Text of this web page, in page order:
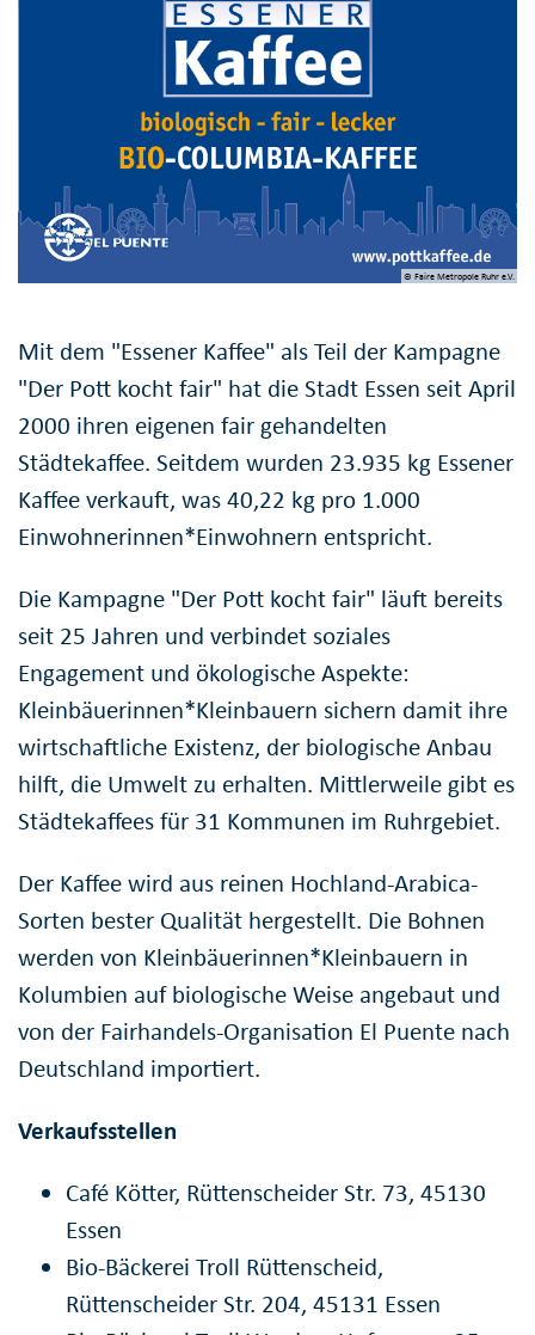
© Faire Metropole Ruhr e.V.
Mit dem "Essener Kaffee" als Teil der Kampagne
"Der Pott kocht fair" hat die Stadt Essen seit April
2000 ihren eigenen fair gehandelten
Städtekaffee. Seitdem wurden 23.935 kg Essener
Kaffee verkauft, was 40,22 kg pro 1.000
Einwohnerinnen*Einwohnern entspricht.
Die Kampagne "Der Pott kocht fair" läuft bereits
seit 25 Jahren und verbindet soziales
Engagement und ökologische Aspekte:
Kleinbäuerinnen*Kleinbauern sichern damit ihre
wirtschaftliche Existenz, der biologische Anbau
hilft, die Umwelt zu erhalten. Mittlerweile gibt es
Städtekaffees für 31 Kommunen im Ruhrgebiet.
Der Kaffee wird aus reinen Hochland-Arabica-
Sorten bester Qualität hergestellt. Die Bohnen
werden von Kleinbäuerinnen*Kleinbauern in
Kolumbien auf biologische Weise angebaut und
von der Fairhandels-Organisation El Puente nach
Deutschland importiert.
Verkaufsstellen
Café Kötter, Rüttenscheider Str. 73, 45130
Essen
Bio-Bäckerei Troll Rüttenscheid,
Rüttenscheider Str. 204, 45131 Essen